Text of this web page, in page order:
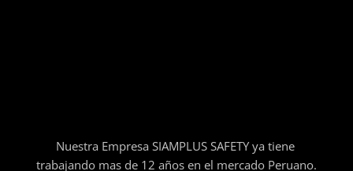
Nuestra Empresa SIAMPLUS SAFETY ya tiene
trabajando mas de 12 años en el mercado Peruano.